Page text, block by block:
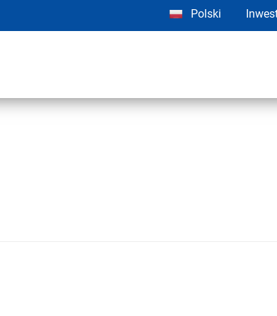
Polski